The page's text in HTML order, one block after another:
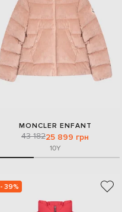
MONCLER ENFANT
43 18225 899 грн
10Y
- 39%